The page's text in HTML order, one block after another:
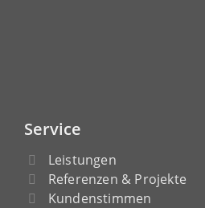
Service
Leistungen
Referenzen & Projekte
Kundenstimmen